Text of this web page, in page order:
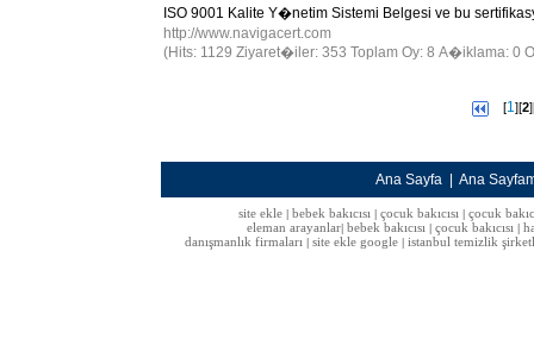
ISO 9001 Kalite Y�netim Sistemi Belgesi ve bu
http://www.navigacert.com
(Hits: 1129 Ziyaret�iler: 353 Toplam Oy: 8 A�iklama: 0
[1][2
Ana Sayfa Ana
site ekle| bebek bakıcısı| çocuk bakıcısı| çocuk
eleman arayanlar bebek bakıcısı çocuk bakıcısı
danışmanlık firmaları
site ekle google istanbul temizlik